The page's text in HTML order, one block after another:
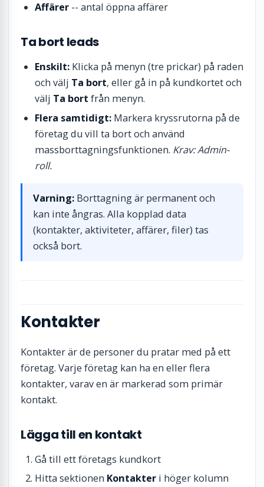
Affärer -- antal öppna affärer
Ta bort leads
Enskilt: Klicka på menyn (tre prickar) på raden
och välj Ta bort, eller gå in på kundkortet och
välj Ta bort från menyn.
Flera samtidigt: Markera kryssrutorna på de
företag du vill ta bort och använd
massborttagningsfunktionen. Krav: Admin-
roll.
Varning:Borttagning är permanent och
kan inte ångras. Alla kopplad data
(kontakter, aktiviteter, affärer, filer) tas
också bort.
Kontakter
Kontakter är de personer du pratar med på ett
företag. Varje företag kan ha en eller flera
kontakter, varav en är markerad som primär
kontakt.
Lägga till en kontakt
Gå till ett företags kundkort
Hitta sektionen Kontakter i höger kolumn